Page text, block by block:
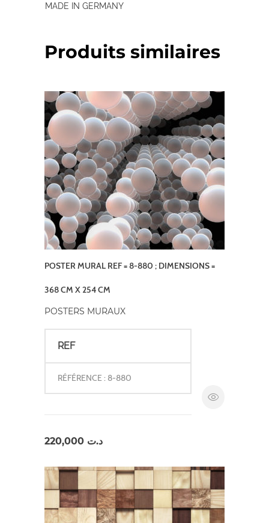
MADE IN GERMANY
Produits similaires
POSTER MURAL REF = 8-880 ; DIMENSIONS =
368 CM X 254 CM
POSTERS MURAUX
REF
RÉFÉRENCE : 8-880
د.ت